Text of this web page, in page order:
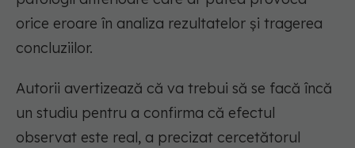
orice eroare în analiza rezultatelor și tragerea
concluziilor.
Autorii avertizează că va trebui să se facă încă
un studiu pentru a confirma că efectul
observat este real, a precizat cercetătorul